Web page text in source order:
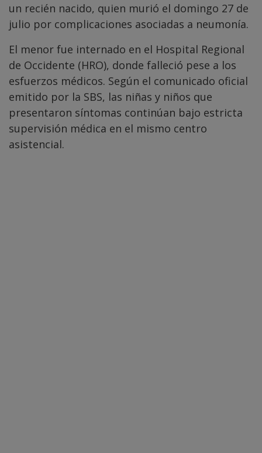
un recién nacido, quien murió el domingo 27 de
julio por complicaciones asociadas a neumonía.
El menor fue internado en el Hospital Regional
de Occidente (HRO), donde falleció pese a los
esfuerzos médicos. Según el comunicado oficial
emitido por la SBS, las niñas y niños que
presentaron síntomas continúan bajo estricta
supervisión médica en el mismo centro
asistencial.